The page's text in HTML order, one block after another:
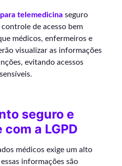
telemedicina seguro
de acesso bem
médicos, enfermeiros e
visualizar as informações
evitando acessos
seguro e
a LGPD
médicos exige um alto
informações são